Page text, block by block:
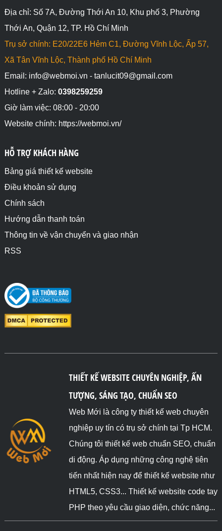
Địa chỉ: Số 7A, Đường Thới An 10, Khu phố 3, Phường
Thới An, Quận 12, TP. Hồ Chí Minh
Trụ sở chính: E20/22E6 Hẻm C1, Đường Vĩnh Lộc, Ấp 57,
Xã Tân Vĩnh Lộc, Thành phố Hồ Chí Minh
Email: info@webmoi.vn - tanlucit09@gmail.com
Hotline + Zalo: 0398259259
Giờ làm việc: 08:00 - 20:00
Website chính: https://webmoi.vn/
HỖ TRỢ KHÁCH HÀNG
Bảng giá thiết kế website
Điều khoản sử dụng
Chính sách
Hướng dẫn thanh toán
Thông tin về vận chuyển và giao nhận
RSS
THIẾT KẾ WEBSITE CHUYÊN NGHIỆP, ẤN
TƯỢNG, SÁNG TẠO, CHUẨN SEO
Web Mới là công ty thiết kế web chuyên
nghiệp uy tín có trụ sở chính tại Tp HCM.
Chúng tôi thiết kế web chuẩn SEO, chuẩn
di động. Áp dụng những công nghệ tiên
tiến nhất hiện nay để thiết kế website như
HTML5, CSS3... Thiết kế website code tay
PHP theo yêu cầu giao diện, chức năng...